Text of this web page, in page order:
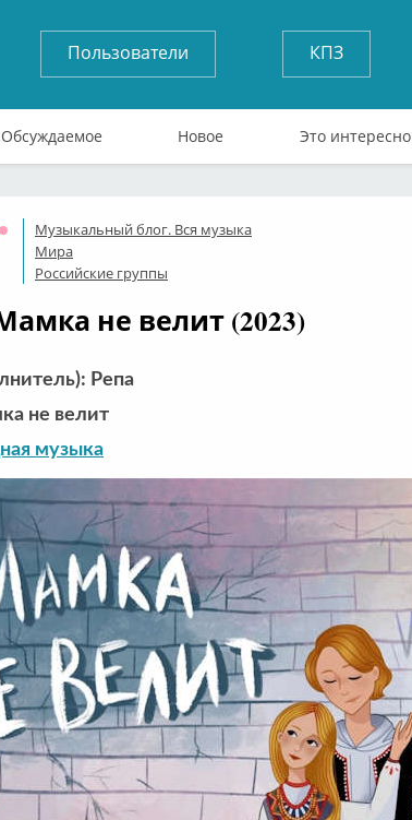
Пользователи КПЗ
Обсуждаемое Новое Это интересно
Оффлайн
Музыкальный блог. Вся музыка
Мира
Российские группы
не велит (2023)
Репа
не велит
музыка